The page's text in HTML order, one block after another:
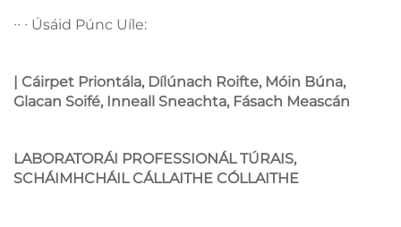
∙∙ ∙ Úsáid Púnc Uíle:
| Cáirpet Priontála, Dílúnach Roifte, Móin Búna,
Glacan Soifé, Inneall Sneachta, Fásach Meascán
LABORATORÁI PROFESSIONÁL TÚRAIS,
SCHÁIMHCHÁIL CÁLLAITHE CÓLLAITHE